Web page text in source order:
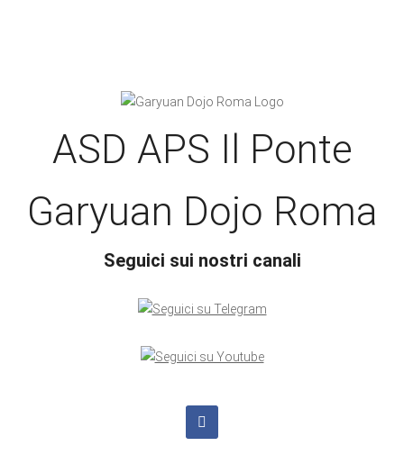
ASD APS Il Ponte
Garyuan Dojo Roma
Seguici sui nostri canali